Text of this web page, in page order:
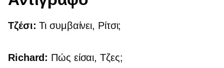
Τζέσι: Τι συμβαίνει, Ρίτσι;
Richard: Πώς είσαι, Τζες;